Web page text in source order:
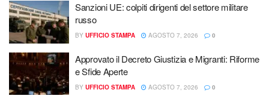
Sanzioni UE: colpiti dirigenti del settore militare
russo
BY UFFICIO STAMPA AGOSTO 7, 2026 0
Approvato il Decreto Giustizia e Migranti: Riforme
e Sfide Aperte
BY UFFICIO STAMPA AGOSTO 7, 2026 0